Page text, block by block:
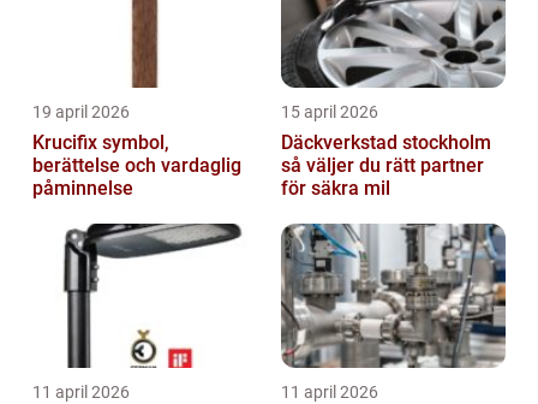
19 april 2026
Krucifix symbol,
berättelse och vardaglig
påminnelse
15 april 2026
Däckverkstad stockholm
så väljer du rätt partner
för säkra mil
11 april 2026 11 april 2026